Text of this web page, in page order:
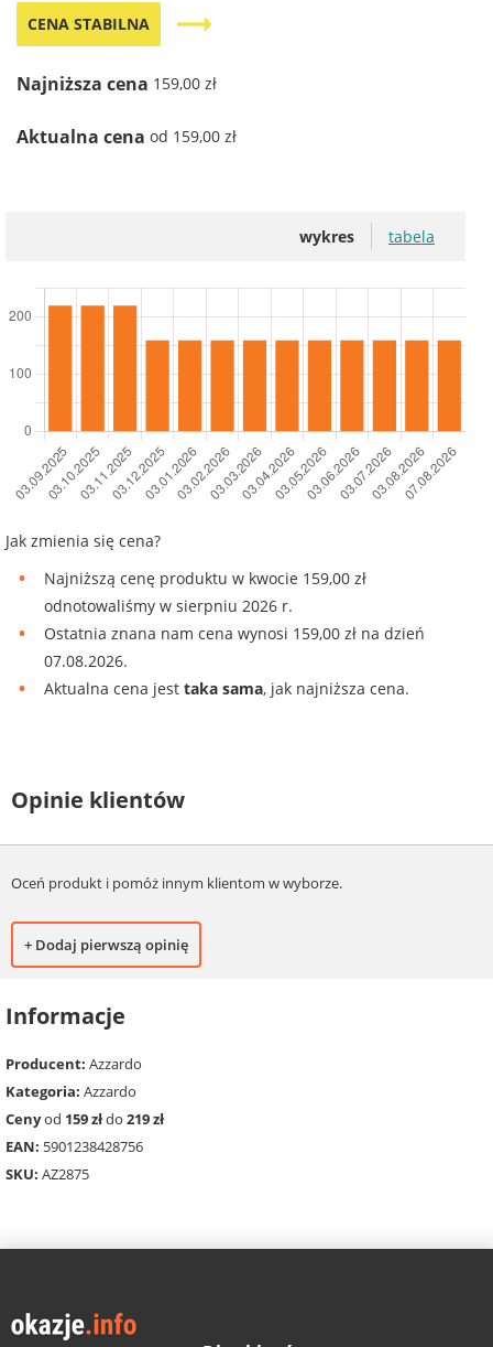
CENA STABILNA trending_flat
Najniższa cena 159,00 zł
Aktualna cena od 159,00 zł
wykres tabela
Jak zmienia się cena?
Najniższą cenę produktu w kwocie 159,00 zł
odnotowaliśmy w sierpniu 2026 r.
Ostatnia znana nam cena wynosi 159,00 zł na dzień
07.08.2026.
Aktualna cena jest taka sama, jak najniższa cena.
Opinie klientów
Oceń produkt i pomóż innym klientom w wyborze.
+ Dodaj pierwszą opinię
Informacje
Producent: Azzardo
Kategoria: Azzardo
Cenyod 159 złdo 219 zł
EAN: 5901238428756
SKU: AZ2875